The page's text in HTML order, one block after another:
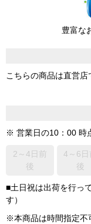
豊富な
こちらの商品は直営
※ 営業日の10：00 時
2～4日前
後
4～6日
後
■土日祝は出荷を行っ
す）
※本商品は時間指定